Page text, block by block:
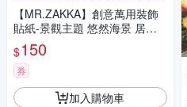
【MR.ZAKKA】創意萬用裝飾
貼紙-景觀主題 悠然海景 居家
布置 DIY可移式壁貼 無痕壁貼
牆貼
$150
券
加入購物車